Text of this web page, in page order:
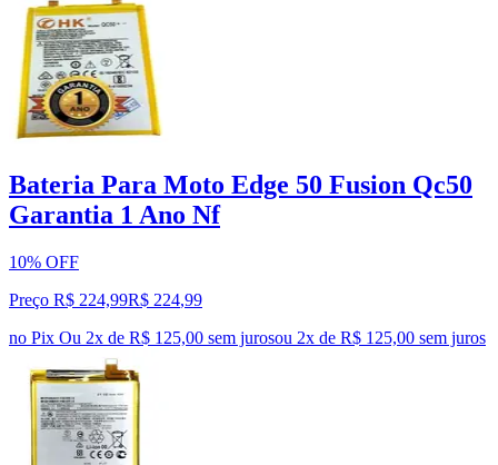
Bateria Para Moto Edge 50 Fusion Qc50
Garantia 1 Ano Nf
10% OFF
Preço R$ 224,99R$ 224,99
no Pix Ou 2x de R$ 125,00 sem jurosou 2x de R$ 125,00 sem juros